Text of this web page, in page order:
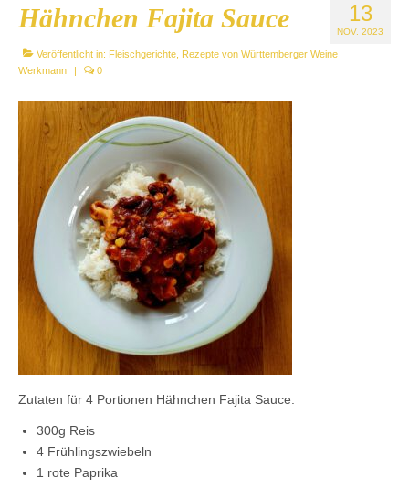
Shop
Neues
Kontaktieren Sie uns!
Mein Konto
13
NOV. 2023
Hähnchen Fajita Sauce
Veröffentlicht in: Fleischgerichte Rezepte von Württemberger Weine
Werkmann
| 0
Zutaten für 4 Portionen Hähnchen Fajita Sauce:
300g Reis
4 Frühlingszwiebeln
1 rote Paprika